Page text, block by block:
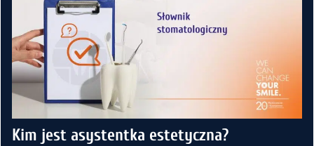
Kim jest asystentka estetyczna?